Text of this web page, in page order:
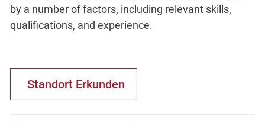
by a number of factors, including relevant skills,
qualifications, and experience.
Standort Erkunden